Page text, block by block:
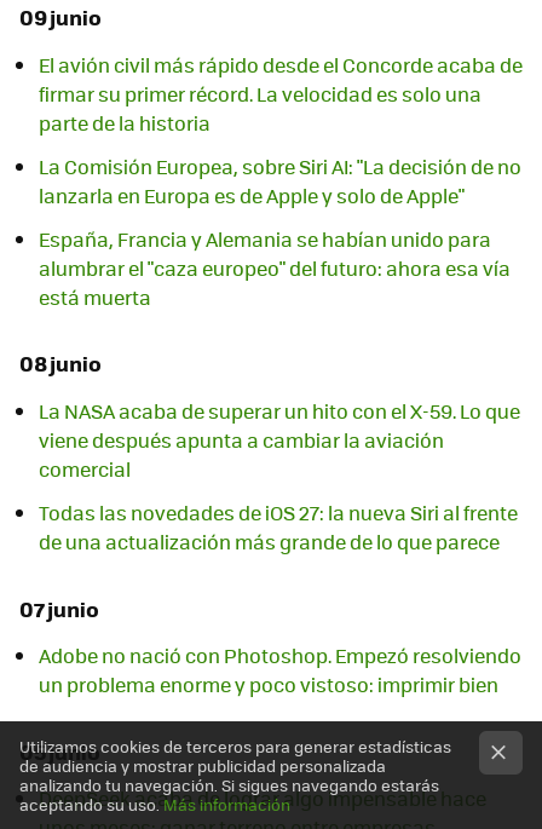
09 junio
El avión civil más rápido desde el Concorde acaba de
firmar su primer récord. La velocidad es solo una
parte de la historia
La Comisión Europea, sobre Siri AI: "La decisión de no
lanzarla en Europa es de Apple y solo de Apple"
España, Francia y Alemania se habían unido para
alumbrar el "caza europeo" del futuro: ahora esa vía
está muerta
08 junio
La NASA acaba de superar un hito con el X-59. Lo que
viene después apunta a cambiar la aviación
comercial
Todas las novedades de iOS 27: la nueva Siri al frente
de una actualización más grande de lo que parece
07 junio
Adobe no nació con Photoshop. Empezó resolviendo
un problema enorme y poco vistoso: imprimir bien
05 junio
DeepSeek acaba de lograr algo impensable hace
Utilizamos cookies de terceros para generar estadísticas
de audiencia y mostrar publicidad personalizada
analizando tu navegación. Si sigues navegando estarás
aceptando su uso.Más información